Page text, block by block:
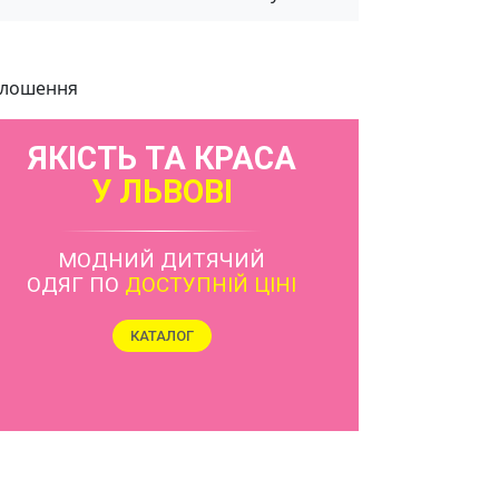
ЯКІСТЬ ТА КРАСА
У ЛЬВОВІ
МОДНИЙ ДИТЯЧИЙ
ОДЯГ ПО ДОСТУПНІЙ ЦІНІ
КАТАЛОГ